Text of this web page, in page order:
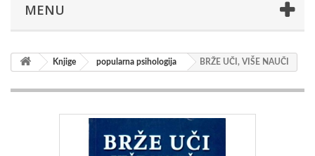
MENU
Knjige popularna psihologija BRŽE UČI, VIŠE NAUČI